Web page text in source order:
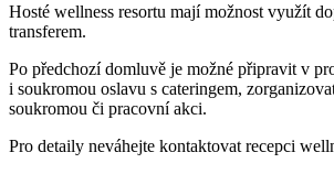
Hosté wellness resortu mají možnost využít
transferem.
Po předchozí domluvě je možné připravit v
i soukromou oslavu s cateringem,
soukromou či pracovní akci.
Pro detaily neváhejte kontaktovat recepci